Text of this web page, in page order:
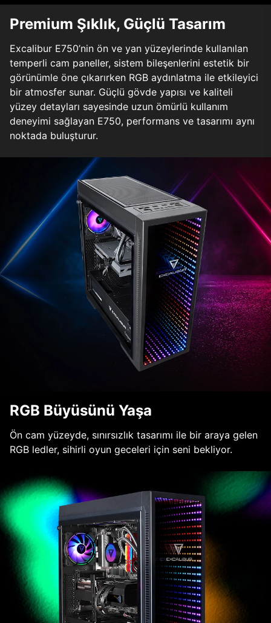
Premium Şıklık, Güçlü Tasarım
Excalibur E750’nin ön ve yan yüzeylerinde kullanılan
temperli cam paneller, sistem bileşenlerini estetik bir
görünümle öne çıkarırken RGB aydınlatma ile etkileyici
bir atmosfer sunar. Güçlü gövde yapısı ve kaliteli
yüzey detayları sayesinde uzun ömürlü kullanım
deneyimi sağlayan E750, performans ve tasarımı aynı
noktada buluşturur.
RGB Büyüsünü Yaşa
Ön cam yüzeyde, sınırsızlık tasarımı ile bir araya gelen
RGB ledler, sihirli oyun geceleri için seni bekliyor.